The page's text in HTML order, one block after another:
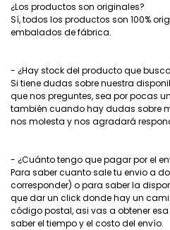
¿Los productos son originales?
Sí, todos los productos son 100%
embalados de fábrica.
- ¿Hay stock del producto que
Si tiene dudas sobre nuestra
que nos preguntes, sea por pocas
también cuando hay dudas sobre
nos molesta y nos agradará
- ¿Cuánto tengo que pagar por el
Para saber cuanto sale tu envio a
corresponder) o para saber la
que dar un click donde hay un
código postal, asi vas a obtener
saber el tiempo y el costo del envío.